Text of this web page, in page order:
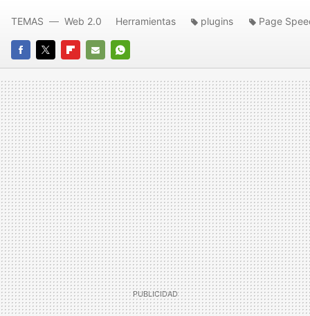
FACEBOOK
TWITTERFLIPBOARD
E-
MAIL
WHATSAPP
TEMAS Web 2.0 Herramientas plugins Page